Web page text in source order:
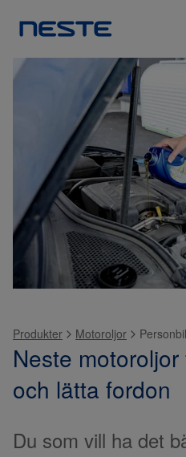
Produkter Motoroljor
Neste
och lätta fordon
Du som vill ha det